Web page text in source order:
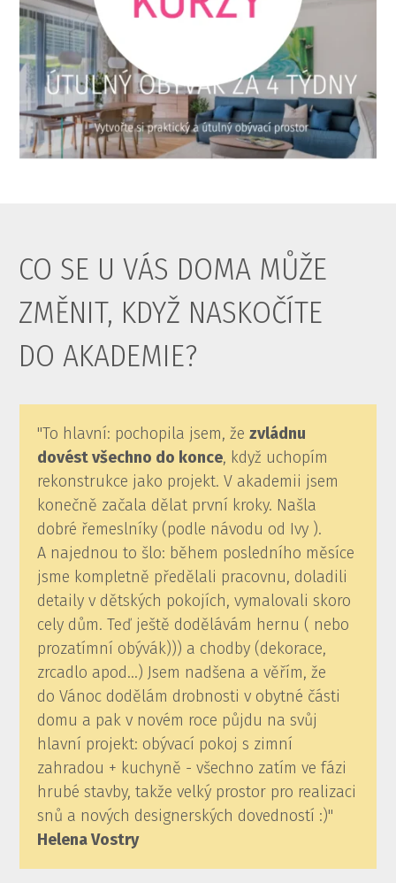
CO SE U VÁS DOMA MŮŽE
ZMĚNIT, KDYŽ NASKOČÍTE
DO AKADEMIE?
"To hlavní: pochopila jsem, žezvládnu
dovést všechno do konce, když uchopím
rekonstrukce jako projekt. V akademii jsem
konečně začala dělat první kroky. Našla
dobré řemeslníky (podle návodu od Ivy ).
A najednou to šlo: během posledního měsíce
jsme kompletně předělali pracovnu, doladili
detaily v dětských pokojích, vymalovali skoro
cely dům. Teď ještě dodělávám hernu ( nebo
prozatímní obývák))) a chodby (dekorace,
zrcadlo apod…) Jsem nadšena a věřím, že
do Vánoc dodělám drobnosti v obytné části
domu a pak v novém roce půjdu na svůj
hlavní projekt: obývací pokoj s zimní
zahradou + kuchyně - všechno zatím ve fázi
hrubé stavby, takže velký prostor pro realizaci
snů a nových designerských dovedností :)"
Helena Vostry